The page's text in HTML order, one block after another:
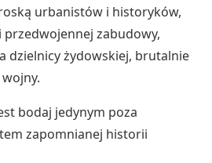
urbanistów i historyków,
przedwojennej zabudowy,
dzielnicy żydowskiej, brutalnie
bodaj jedynym poza
zapomnianej historii